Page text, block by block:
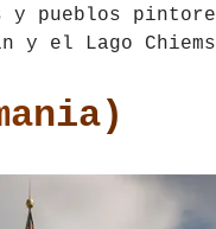
pueblos
y el Lago